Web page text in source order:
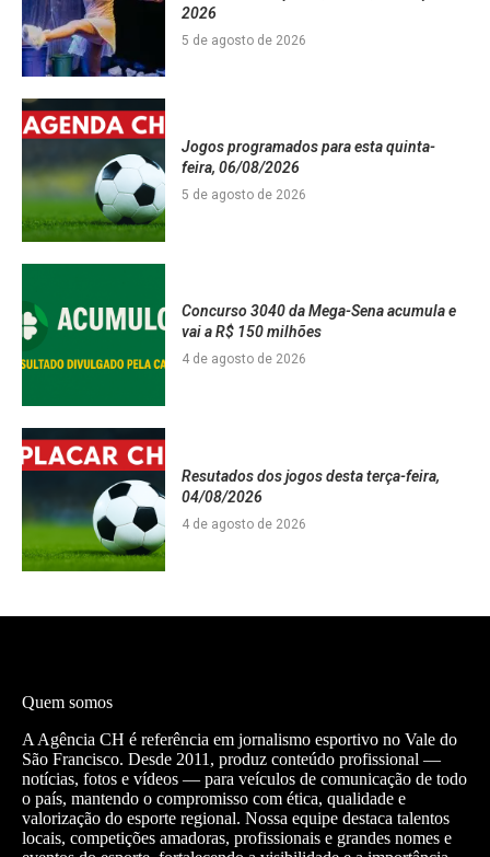
2026
5 de agosto de 2026
Jogos programados para esta quinta-
feira, 06/08/2026
5 de agosto de 2026
Concurso 3040 da Mega-Sena acumula e
vai a R$ 150 milhões
4 de agosto de 2026
Resutados dos jogos desta terça-feira,
04/08/2026
4 de agosto de 2026
Quem somos
A Agência CH é referência em jornalismo esportivo no Vale do
São Francisco. Desde 2011, produz conteúdo profissional —
notícias, fotos e vídeos — para veículos de comunicação de todo
o país, mantendo o compromisso com ética, qualidade e
valorização do esporte regional. Nossa equipe destaca talentos
locais, competições amadoras, profissionais e grandes nomes e